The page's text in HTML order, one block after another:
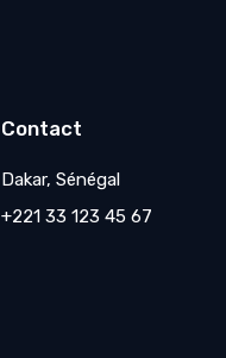
Contact
Dakar, Sénégal
+221 33 123 45 67